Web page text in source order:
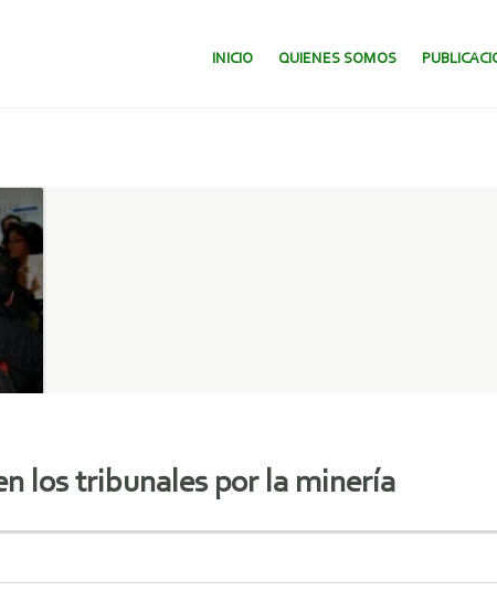
SALTAR AL CONTENIDO.
INICIO QUIENES SOMOS
los tribunales por la minería